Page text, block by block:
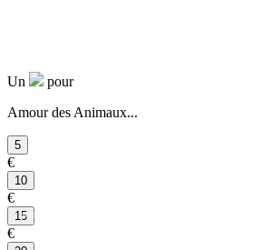
Un
pour
Amour des Animaux...
€
par mois
€
€